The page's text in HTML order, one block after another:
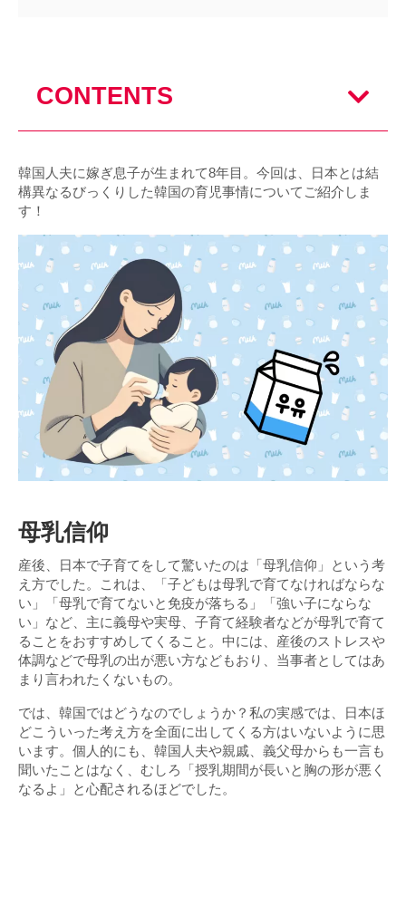
CONTENTS
韓国人夫に嫁ぎ息子が生まれて8年目。今回は、日本とは結
構異なるびっくりした韓国の育児事情についてご紹介しま
す！
母乳信仰
産後、日本で子育てをして驚いたのは「母乳信仰」という考
え方でした。これは、「子どもは母乳で育てなければならな
い」「母乳で育てないと免疫が落ちる」「強い子にならな
い」など、主に義母や実母、子育て経験者などが母乳で育て
ることをおすすめしてくること。中には、産後のストレスや
体調などで母乳の出が悪い方などもおり、当事者としてはあ
まり言われたくないもの。
では、韓国ではどうなのでしょうか？私の実感では、日本ほ
どこういった考え方を全面に出してくる方はいないように思
います。個人的にも、韓国人夫や親戚、義父母からも一言も
聞いたことはなく、むしろ「授乳期間が長いと胸の形が悪く
なるよ」と心配されるほどでした。